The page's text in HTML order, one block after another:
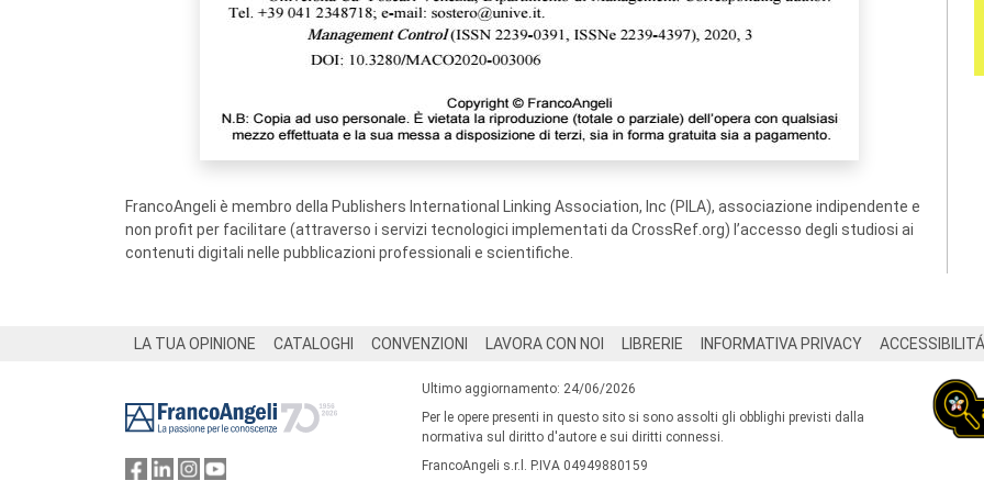
FrancoAngeli è membro della Publishers International Linking Association, Inc (PILA), associazione indipendente e
non profit per facilitare (attraverso i servizi tecnologici implementati da CrossRef.org) l’accesso degli studiosi ai
contenuti digitali nelle pubblicazioni professionali e scientifiche.
LA TUA OPINIONE CATALOGHI CONVENZIONI LAVORA CON NOI LIBRERIE INFORMATIVA PRIVACY ACCESSIBILITÁ
Ultimo aggiornamento: 24/06/2026
Per le opere presenti in questo sito si sono assolti gli obblighi previsti dalla
normativa sul diritto d'autore e sui diritti connessi.
FrancoAngeli s.r.l. P.IVA 04949880159